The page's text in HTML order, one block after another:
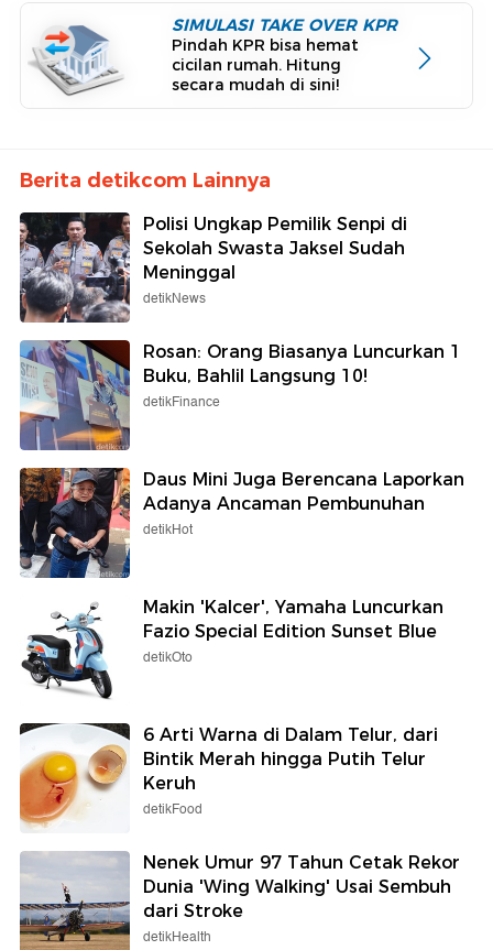
SIMULASI TAKE OVER KPR
Pindah KPR bisa hemat
cicilan rumah. Hitung
secara mudah di sini!
Berita detikcom Lainnya
Polisi Ungkap Pemilik Senpi di
Sekolah Swasta Jaksel Sudah
Meninggal
detikNews
Rosan: Orang Biasanya Luncurkan 1
Buku, Bahlil Langsung 10!
detikFinance
Daus Mini Juga Berencana Laporkan
Adanya Ancaman Pembunuhan
detikHot
Makin 'Kalcer', Yamaha Luncurkan
Fazio Special Edition Sunset Blue
detikOto
6 Arti Warna di Dalam Telur, dari
Bintik Merah hingga Putih Telur
Keruh
detikFood
Nenek Umur 97 Tahun Cetak Rekor
Dunia 'Wing Walking' Usai Sembuh
dari Stroke
detikHealth